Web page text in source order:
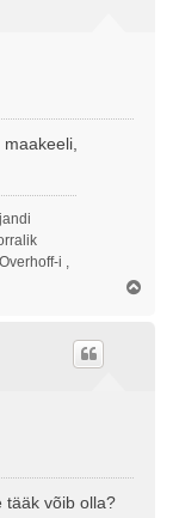
i ,
tääk võib olla?